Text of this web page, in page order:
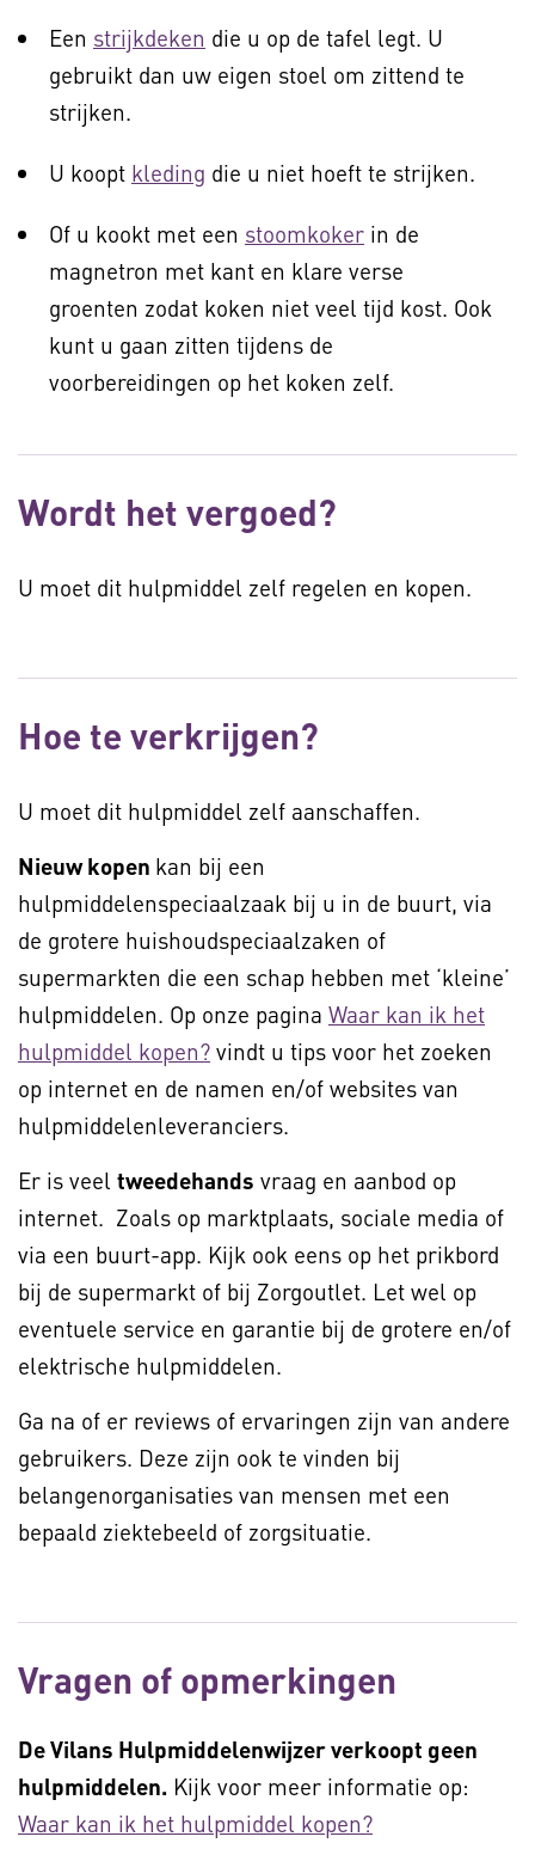
Een strijkdeken die u op de tafel legt. U
gebruikt dan uw eigen stoel om zittend te
strijken.
U koopt kleding die u niet hoeft te strijken.
Of u kookt met een stoomkoker in de
magnetron met kant en klare verse
groenten zodat koken niet veel tijd kost. Ook
kunt u gaan zitten tijdens de
voorbereidingen op het koken zelf.
Wordt het vergoed?
U moet dit hulpmiddel zelf regelen en kopen.
Hoe te verkrijgen?
U moet dit hulpmiddel zelf aanschaffen.
Nieuw kopen kan bij een
hulpmiddelenspeciaalzaak bij u in de buurt, via
de grotere huishoudspeciaalzaken of
supermarkten die een schap hebben met ‘kleine’
hulpmiddelen. Op onze pagina Waar kan ik het
hulpmiddel kopen? vindt u tips voor het zoeken
op internet en de namen en/of websites van
hulpmiddelenleveranciers.
Er is veel tweedehands vraag en aanbod op
internet. Zoals op marktplaats, sociale media of
via een buurt-app. Kijk ook eens op het prikbord
bij de supermarkt of bij Zorgoutlet. Let wel op
eventuele service en garantie bij de grotere en/of
elektrische hulpmiddelen.
Ga na of er reviews of ervaringen zijn van andere
gebruikers. Deze zijn ook te vinden bij
belangenorganisaties van mensen met een
bepaald ziektebeeld of zorgsituatie.
Vragen of opmerkingen
De Vilans Hulpmiddelenwijzer verkoopt geen
hulpmiddelen. Kijk voor meer informatie op:
Waar kan ik het hulpmiddel kopen?